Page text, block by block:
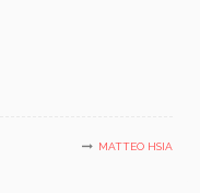
MATTEO HSIA